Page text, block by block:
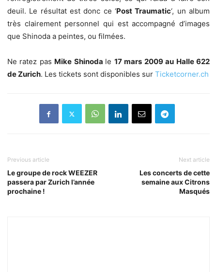
deuil. Le résultat est donc ce ‘Post Traumatic‘, un album
très clairement personnel qui est accompagné d’images
que Shinoda a peintes, ou filmées.
Ne ratez pas Mike Shinoda le 17 mars 2009 au Halle 622
de Zurich. Les tickets sont disponibles sur Ticketcorner.ch
Previous article
Le groupe de rock WEEZER
passera par Zurich l’année
prochaine !
Next article
Les concerts de cette
semaine aux Citrons
Masqués